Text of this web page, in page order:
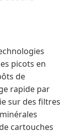
picots en
de
rapide par
sur des filtres
cartouches